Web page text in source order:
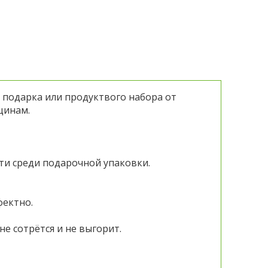
или продуктвого набора от
среди подарочной упаковки.
сотрётся и не выгорит.